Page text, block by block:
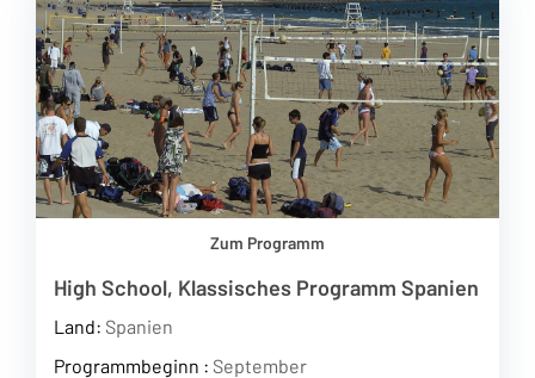
Zum Programm
High School, Klassisches Programm Spanien
Land: Spanien
Programmbeginn : September